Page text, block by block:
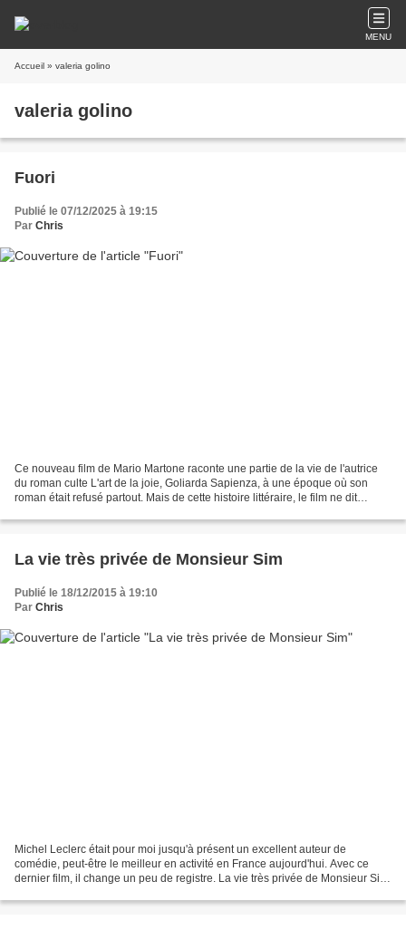
MENU
Accueil » valeria golino
valeria golino
Fuori
Publié le 07/12/2025 à 19:15
Par Chris
Ce nouveau film de Mario Martone raconte une partie de la vie de l'autrice
du roman culte L'art de la joie, Goliarda Sapienza, à une époque où son
roman était refusé partout. Mais de cette histoire littéraire, le film ne dit
La vie très privée de Monsieur Sim
Publié le 18/12/2015 à 19:10
Par Chris
Michel Leclerc était pour moi jusqu'à présent un excellent auteur de
comédie, peut-être le meilleur en activité en France aujourd'hui. Avec ce
dernier film, il change un peu de registre. La vie très privée de Monsieur Sim